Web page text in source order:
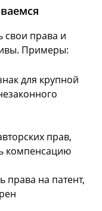
свои права и
Примеры:
для крупной
прав,
компенсацию
права на патент,